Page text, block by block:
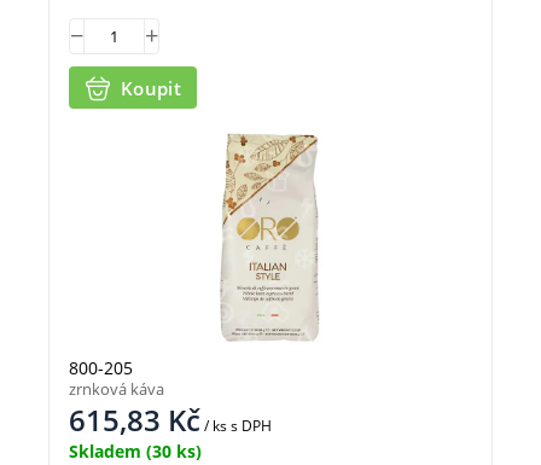
800-205
615,83 Kč/ kss DPH
Skladem (30 ks)
Koupit
zrnková káva